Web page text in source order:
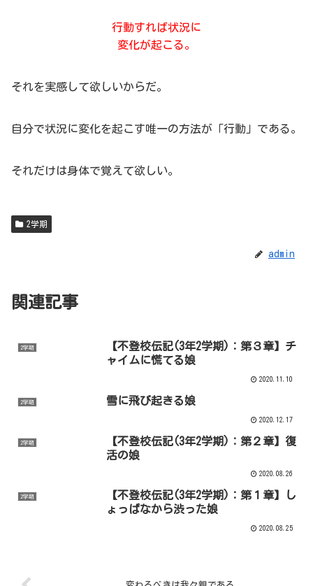
行動すれば状況に
変化が起こる。
それを実感して欲しいからだ。
自分で状況に変化を起こす唯一の方法が「行動」である。
それだけは身体で覚えて欲しい。
2学期
admin
関連記事
2学期
【不登校伝記(3年2学期)：第３章】チ
ャイムに慌てる娘
2020.11.10
2学期 雪に飛び起きる娘
2020.12.17
2学期
【不登校伝記(3年2学期)：第２章】復
活の娘
2020.08.26
2学期
【不登校伝記(3年2学期)：第１章】し
ょっぱなから渋った娘
2020.08.25